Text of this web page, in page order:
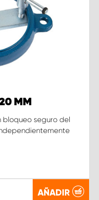
MM
bloqueo seguro del
AÑADIR